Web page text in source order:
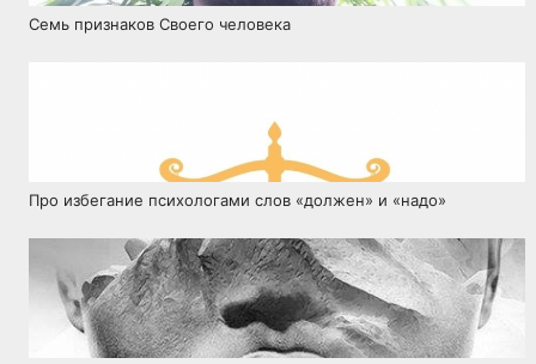
Семь признаков Своего человека
Про избегание психологами слов «должен» и «надо»